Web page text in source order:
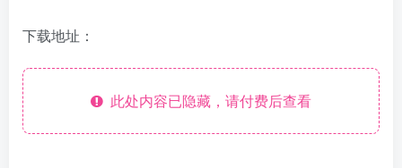
下载地址：
此处内容已隐藏，请付费后查看